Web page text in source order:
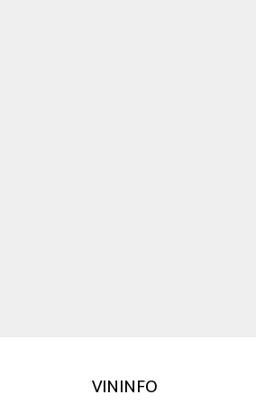
VININFO